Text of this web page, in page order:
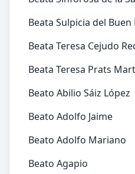
Beata Sulpicia del
Beata Teresa Cejudo
Beata Teresa Prats
Beato Abilio Sáiz López
Beato Adolfo Jaime
Beato Adolfo Mariano
Beato Agapio